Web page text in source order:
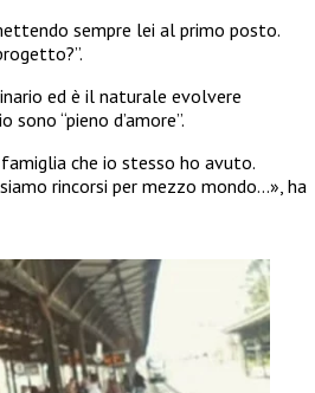
sempre lei al primo posto.
ed è il naturale evolvere
“pieno d’amore”.
che io stesso ho avuto.
rincorsi per mezzo mondo…», ha